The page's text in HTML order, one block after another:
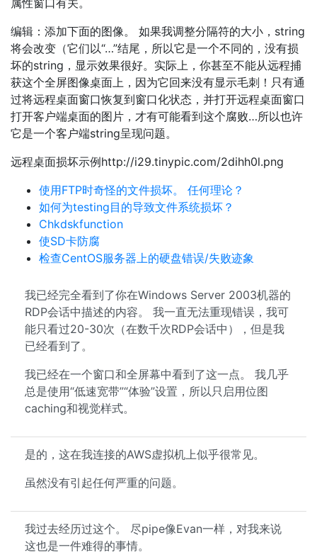
属性窗口有关。
编辑：添加下面的图像。 如果我调整分隔符的大小，string
将会改变（它们以“…”结尾，所以它是一个不同的，没有损
坏的string，显示效果很好。实际上，你甚至不能从远程捕
获这个全屏图像桌面上，因为它回来没有显示毛刺！只有通
过将远程桌面窗口恢复到窗口化状态，并打开远程桌面窗口
打开客户端桌面的图片，才有可能看到这个腐败…所以也许
它是一个客户端string呈现问题。
远程桌面损坏示例http://i29.tinypic.com/2dihh0l.png
使用FTP时奇怪的文件损坏。 任何理论？
如何为testing目的导致文件系统损坏？
Chkdskfunction
使SD卡防腐
检查CentOS服务器上的硬盘错误/失败迹象
我已经完全看到了你在Windows Server 2003机器的
RDP会话中描述的内容。 我一直无法重现错误，我可
能只看过20-30次（在数千次RDP会话中），但是我
已经看到了。
我已经在一个窗口和全屏幕中看到了这一点。 我几乎
总是使用“低速宽带”“体验”设置，所以只启用位图
caching和视觉样式。
是的，这在我连接的AWS虚拟机上似乎很常见。
虽然没有引起任何严重的问题。
我过去经历过这个。 尽pipe像Evan一样，对我来说
这也是一件难得的事情。